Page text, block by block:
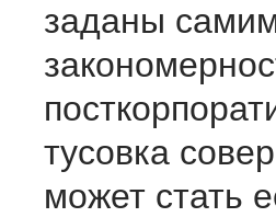
заданы
тусовка
может стать